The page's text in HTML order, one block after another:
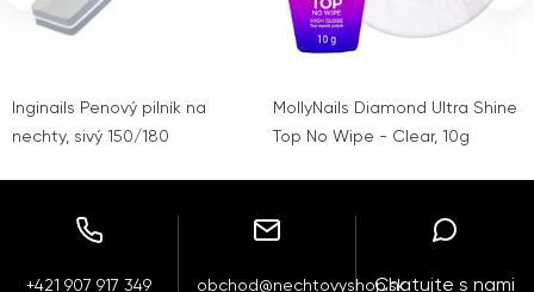
Inginails Penový pilník na
nechty, sivý 150/180
MollyNails Diamond Ultra Shine
Top No Wipe - Clear, 10g
+421 907 917 349 obchod@nechtovyshop.skChatujte s nami